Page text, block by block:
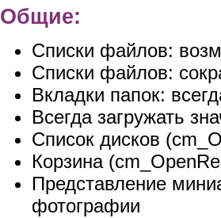
Общие:
Списки файлов:
Списки файлов:
Вкладки папок:
Всегда загружать
Список дисков
Корзина
Представление
фотографии